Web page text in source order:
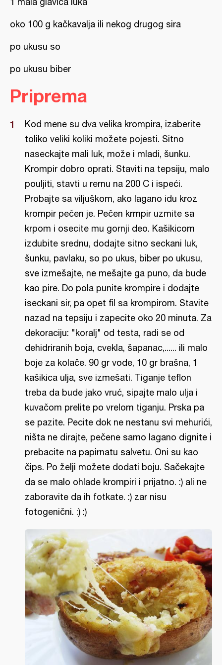
oko 100 g kačkavalja ili nekog drugog sira
po ukusu so
po ukusu biber
Priprema
Kod mene su dva velika krompira, izaberite
toliko veliki koliki možete pojesti. Sitno
naseckajte mali luk, može i mladi, šunku.
Krompir dobro oprati. Staviti na tepsiju, malo
pouljiti, stavti u rernu na 200 C i ispeći.
Probajte sa viljuškom, ako lagano idu kroz
krompir pečen je. Pečen krmpir uzmite sa
krpom i osecite mu gornji deo. Kašikicom
izdubite srednu, dodajte sitno seckani luk,
šunku, pavlaku, so po ukus, biber po ukusu,
sve izmešajte, ne mešajte ga puno, da bude
kao pire. Do pola punite krompire i dodajte
iseckani sir, pa opet fil sa krompirom. Stavite
nazad na tepsiju i zapecite oko 20 minuta. Za
dekoraciju: "koralj" od testa, radi se od
dehidriranih boja, cvekla, šapanac,...... ili malo
boje za kolače. 90 gr vode, 10 gr brašna, 1
kašikica ulja, sve izmešati. Tiganje teflon
treba da bude jako vruć, sipajte malo ulja i
kuvačom prelite po vrelom tiganju. Prska pa
se pazite. Pecite dok ne nestanu svi mehurići,
ništa ne dirajte, pečene samo lagano dignite i
prebacite na papirnatu salvetu. Oni su kao
čips. Po želji možete dodati boju. Sačekajte
da se malo ohlade krompiri i prijatno. :) ali ne
zaboravite da ih fotkate. :) zar nisu
fotogenični. :) :)